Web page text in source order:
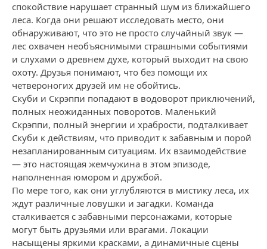
спокойствие нарушает странный шум из ближайшего
леса. Когда они решают исследовать место, они
обнаруживают, что это не просто случайный звук —
лес охвачен необъяснимыми страшными событиями
и слухами о древнем духе, который выходит на свою
охоту. Друзья понимают, что без помощи их
четвероногих друзей им не обойтись.
Скуби и Скрэппи попадают в водоворот приключений,
полных неожиданных поворотов. Маленький
Скрэппи, полный энергии и храбрости, подталкивает
Скуби к действиям, что приводит к забавным и порой
незапланированным ситуациям. Их взаимодействие
— это настоящая жемчужина в этом эпизоде,
наполненная юмором и дружбой.
По мере того, как они углубляются в мистику леса, их
ждут различные ловушки и загадки. Команда
сталкивается с забавными персонажами, которые
могут быть друзьями или врагами. Локации
насыщены яркими красками, а динамичные сцены